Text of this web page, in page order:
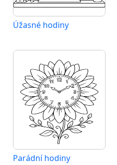
Úžasné hodiny
Parádní hodiny